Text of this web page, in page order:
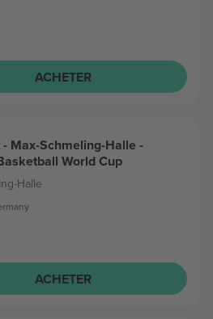
ACHETER
Max-Schmeling-Halle -
World Cup
Halle
ACHETER